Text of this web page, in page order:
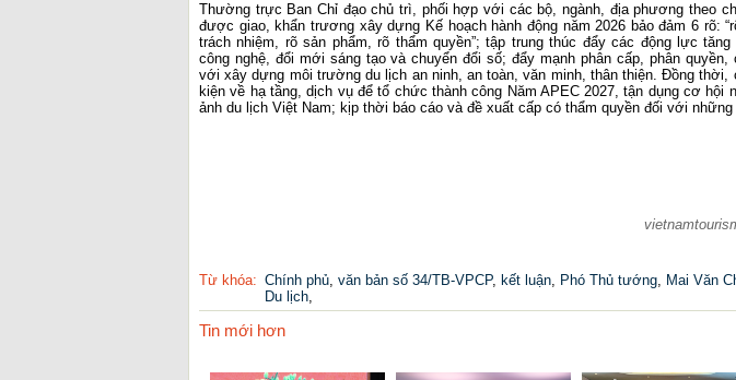
Thường trực Ban Chỉ đạo chủ trì, phối hợp với các bộ, ngành, địa phương theo
được giao, khẩn trương xây dựng Kế hoạch hành động năm 2026 bảo đảm 6 rõ:
trách nhiệm, rõ sản phẩm, rõ thẩm quyền”; tập trung thúc đẩy các động lực
công nghệ, đổi mới sáng tạo và chuyển đổi số; đẩy mạnh phân cấp, phân
với xây dựng môi trường du lịch an ninh, an toàn, văn minh, thân thiện. Đồng thời,
kiện về hạ tầng, dịch vụ để tổ chức thành công Năm APEC 2027, tận dụng cơ hội
ảnh du lịch Việt Nam; kịp thời báo cáo và đề xuất cấp có thẩm quyền đối với
Từ khóa: Chính phủ văn bản số 34/TB-VPCP, kết luận Phó Thủ tướng Mai Văn
Du lịch
Tin mới hơn